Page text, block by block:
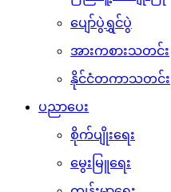
ပျော်ပွဲရွှင်ပွဲ
အားကစားသတင်း
နိုင်ငံတကာသတင်း
ပညာပေး
စိုက်ပျိုးရေး
မွေးမြူရေး